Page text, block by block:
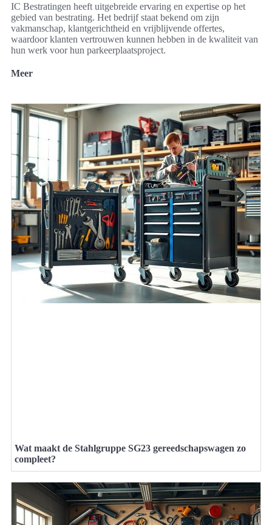
IC Bestratingen heeft uitgebreide ervaring en expertise op het
gebied van bestrating. Het bedrijf staat bekend om zijn
vakmanschap, klantgerichtheid en vrijblijvende offertes,
waardoor klanten vertrouwen kunnen hebben in de kwaliteit van
hun werk voor hun parkeerplaatsproject.
Meer
Wat maakt de Stahlgruppe SG23 gereedschapswagen zo
compleet?